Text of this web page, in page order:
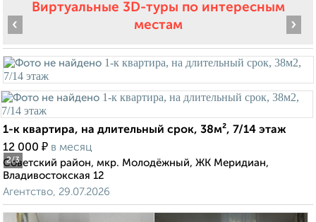
Виртуальные 3D-туры по интересным
местам
2/3
‹ ›
1-к квартира, на длительный срок, 38м², 7/14 этаж
12 000 ₽ в месяц
Советский район, мкр. Молодёжный, ЖК Меридиан,
Владивостокская 12
Агентство, 29.07.2026